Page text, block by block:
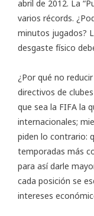
abril de 2012. La
varios récords.
minutos jugados?
desgaste físico
¿Por qué no
directivos de
que sea la FIFA la
internacionales;
piden lo contrario:
temporadas más
para así darle
cada posición se
intereses